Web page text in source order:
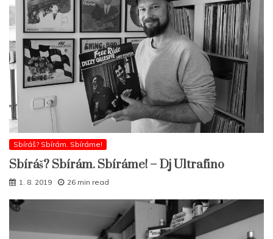
Sbíráš? Sbírám. Sbíráme!
Sbíráš? Sbírám. Sbíráme! – Dj Ultrafino
1. 8. 2019 26 min read